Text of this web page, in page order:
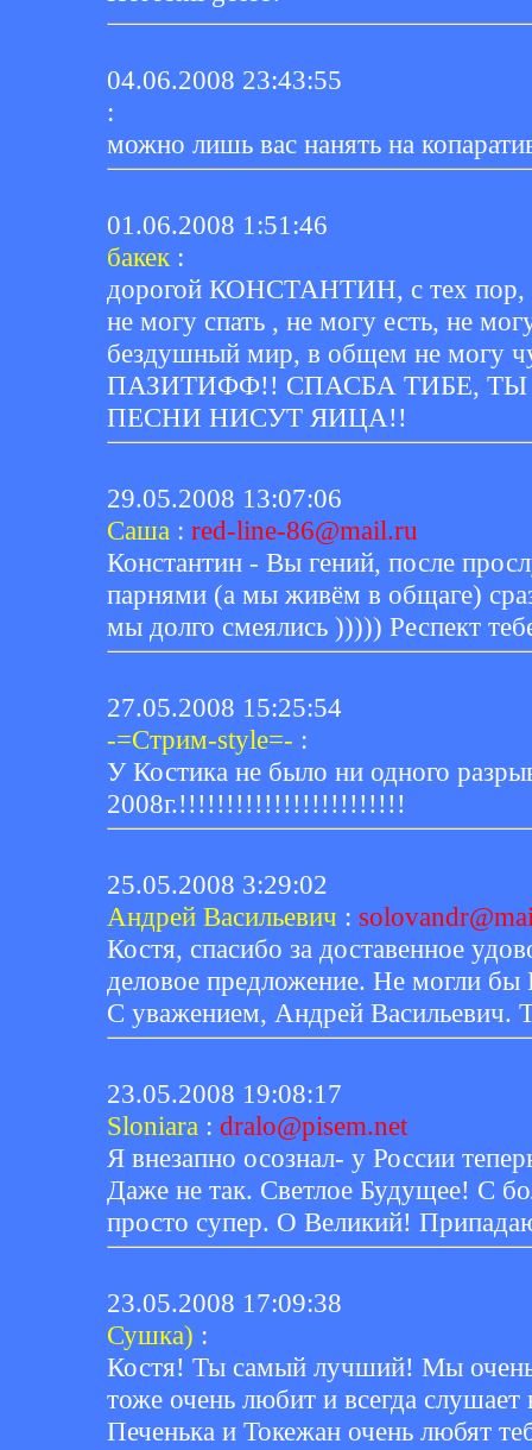
04.06.2008 23:43:55
:
можно лишь вас нанять на
01.06.2008 1:51:46
бакек :
дорогой КОНСТАНТИН, с тех пор,
не могу спать , не могу есть, не
бездушный мир, в общем не могу
ПАЗИТИФФ!! СПАСБА ТИБЕ,
ПЕСНИ НИСУТ ЯИЦА!!
29.05.2008 13:07:06
Саша : red-line-86@mail.ru
Константин - Вы гений, после
парнями (а мы живём в общаге)
мы долго смеялись ))))) Респект
27.05.2008 15:25:54
-=Стрим-style=- :
У Костика не было ни одного
2008г.!!!!!!!!!!!!!!!!!!!!!!!!
25.05.2008 3:29:02
Андрей Васильевич :
Костя, спасибо за доставенное
деловое предложение. Не могли бы
С уважением, Андрей Васильевич.
23.05.2008 19:08:17
Sloniara : dralo@pisem.net
Я внезапно осознал- у России
Даже не так. Светлое Будущее! С
просто супер. О Великий!
23.05.2008 17:09:38
Сушка) :
Костя! Ты самый лучший! Мы
тоже очень любит и всегда
Печенька и Токежан очень любят